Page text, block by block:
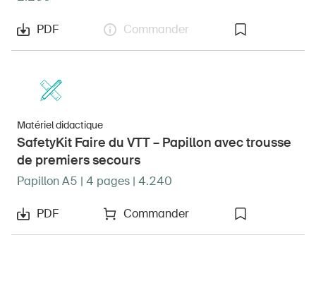
PDF Commander
Matériel didactique
SafetyKit Faire du VTT – Papillon avec trousse
de premiers secours
Papillon A5 | 4 pages | 4.240
PDF Commander